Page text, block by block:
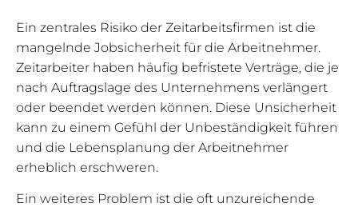
Ein zentrales Risiko der Zeitarbeitsfirmen ist die
mangelnde Jobsicherheit für die Arbeitnehmer.
Zeitarbeiter haben häufig befristete Verträge, die je
nach Auftragslage des Unternehmens verlängert
oder beendet werden können. Diese Unsicherheit
kann zu einem Gefühl der Unbeständigkeit führen
und die Lebensplanung der Arbeitnehmer
erheblich erschweren.
Ein weiteres Problem ist die oft unzureichende